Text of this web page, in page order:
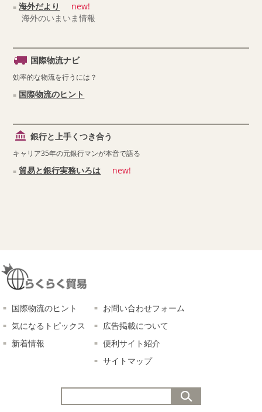
海外だより
new!
海外のいまいま情報
国際物流ナビ
効率的な物流を行うには？
国際物流のヒント
銀行と上手くつき合う
キャリア35年の元銀行マンが本音で語る
貿易と銀行実務いろは new!
国際物流のヒント
気になるトピックス
新着情報
お問い合わせフォーム
広告掲載について
便利サイト紹介
サイトマップ